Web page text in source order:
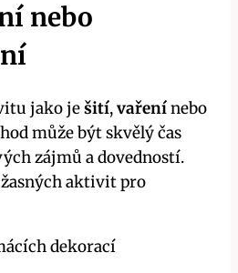
nebo
jako ješití,vařenínebo
může být skvělý čas
zájmů a dovedností.
aktivit pro
dekorací